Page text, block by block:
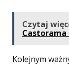
Czytaj
Castorama
Kolejnym